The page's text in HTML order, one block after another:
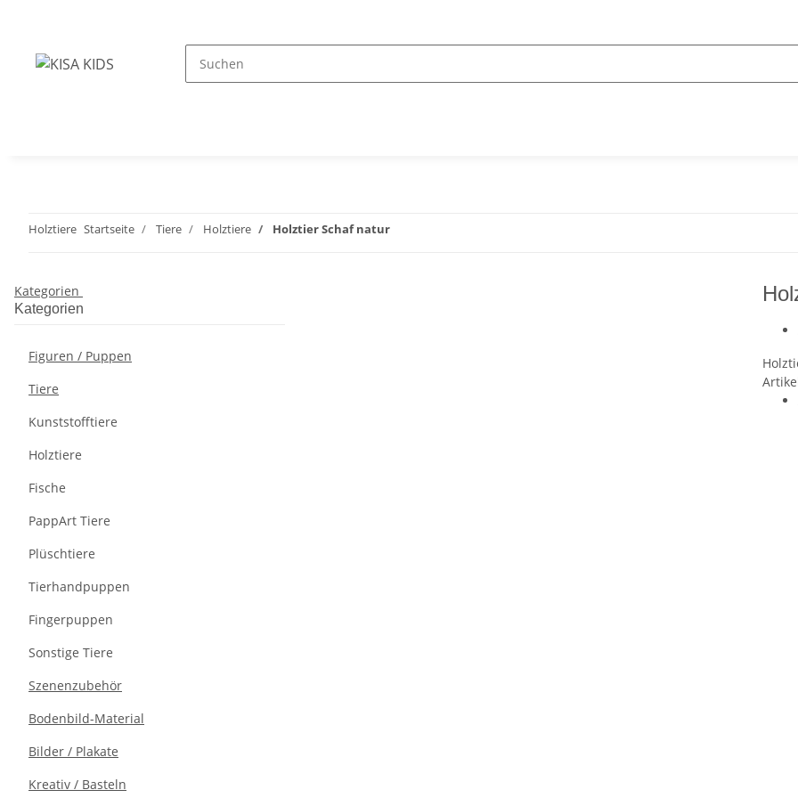
Holztiere Startseite Tiere Holztiere Holztier Schaf natur
Kategorien
Kategorien
Figuren / Puppen
Tiere
Kunststofftiere
Holztiere
Fische
PappArt Tiere
Plüschtiere
Tierhandpuppen
Fingerpuppen
Sonstige Tiere
Szenenzubehör
Bodenbild-Material
Bilder / Plakate
Kreativ / Basteln